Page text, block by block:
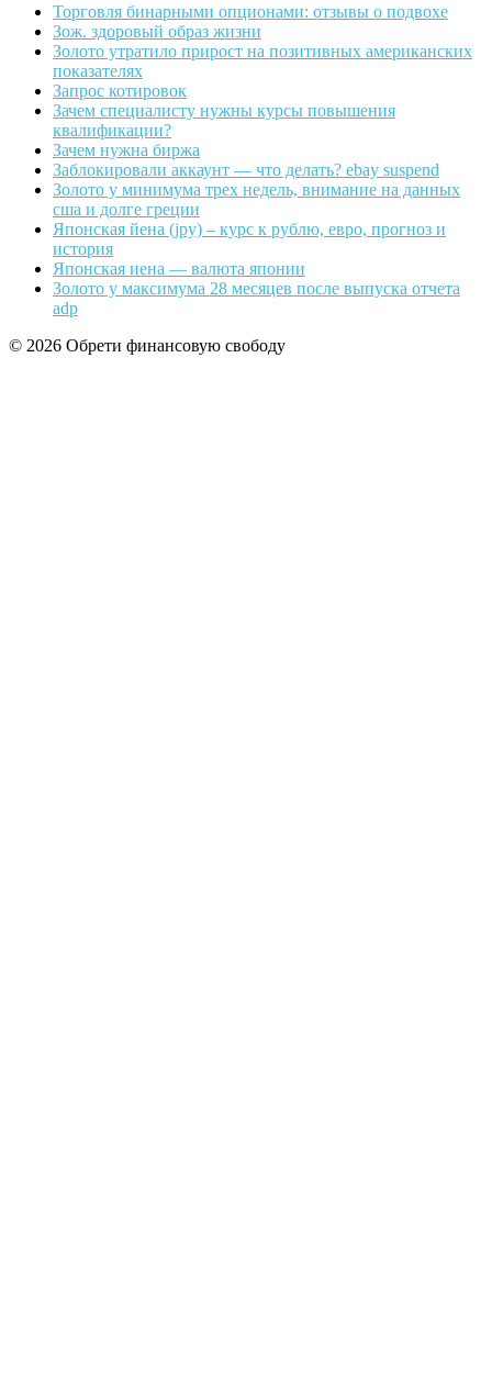
Торговля бинарными опционами: отзывы о подвохе
Зож. здоровый образ жизни
Золото утратило прирост на позитивных американских
показателях
Запрос котировок
Зачем специалисту нужны курсы повышения
квалификации?
Зачем нужна биржа
Заблокировали аккаунт — что делать? ebay suspend
Золото у минимума трех недель, внимание на данных
сша и долге греции
Японская йена (jpy) – курс к рублю, евро, прогноз и
история
Японская иена — валюта японии
Золото у максимума 28 месяцев после выпуска отчета
adp
© 2026 Обрети финансовую свободу